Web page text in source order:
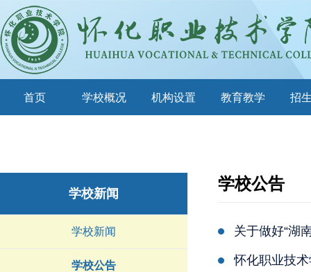
首页 学校概况 机构设置 教育教学 招
学校新闻
学校新闻
学校公告
学校公告
关于做好“湖
怀化职业技